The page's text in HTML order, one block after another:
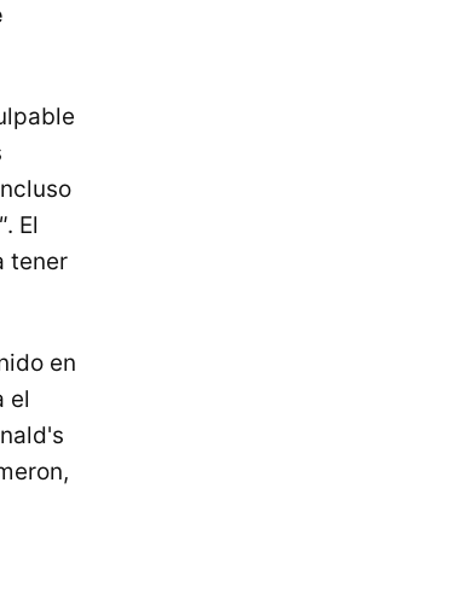
. El
tener
en
el